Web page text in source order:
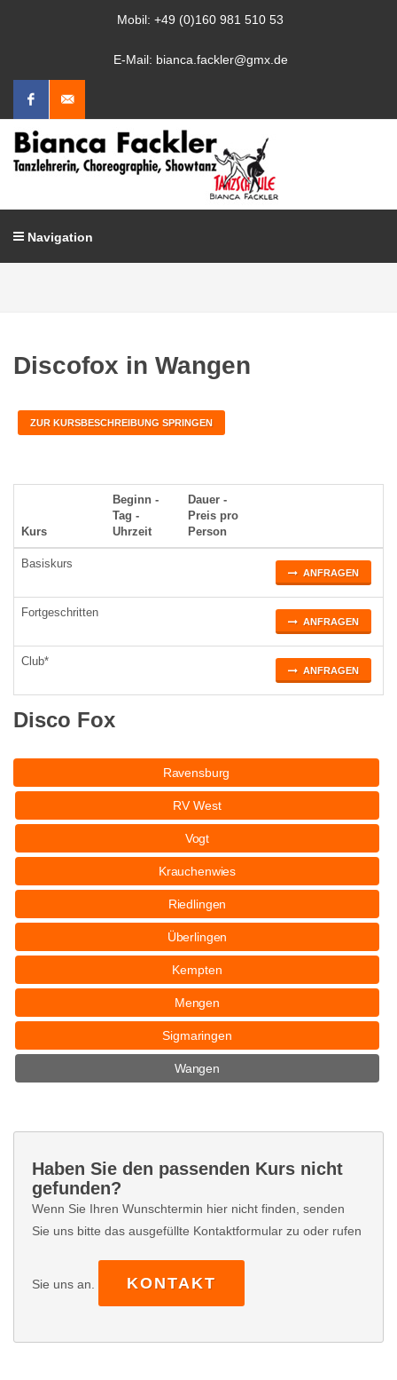
Mobil: +49 (0)160 981 510 53
E-Mail: bianca.fackler@gmx.de
Facebook
Mail
schreiben
Navigation
Discofox in Wangen
ZUR KURSBESCHREIBUNG SPRINGEN
Kurs
Beginn -
Tag -
Uhrzeit
Dauer -
Preis pro
Person
Basiskurs
ANFRAGEN
Fortgeschritten
ANFRAGEN
Club*
ANFRAGEN
Disco Fox
Ravensburg
RV West
Vogt
Krauchenwies
Riedlingen
Überlingen
Kempten
Mengen
Sigmaringen
Wangen
Haben Sie den passenden Kurs nicht
gefunden?
Wenn Sie Ihren Wunschtermin hier nicht finden, senden
Sie uns bitte das ausgefüllte Kontaktformular zu oder rufen
Sie uns an. KONTAKT